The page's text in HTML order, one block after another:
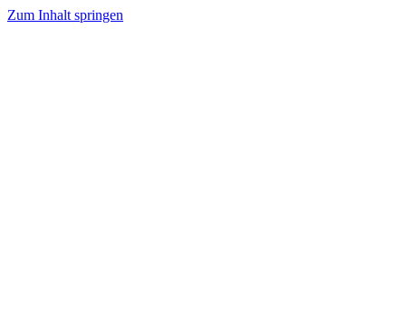
Zum Inhalt springen